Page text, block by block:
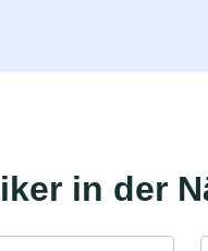
in der